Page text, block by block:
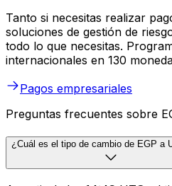
Tanto si necesitas realizar
soluciones de gestión de
todo lo que necesitas.
internacionales en 130
Pagos empresariales
Preguntas frecuentes sobre
¿Cuál es el tipo de cambio de EGP a